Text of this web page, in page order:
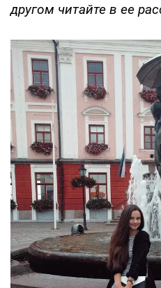
другом читайте в ее